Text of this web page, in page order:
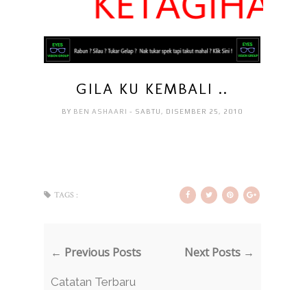
GILA KU KEMBALI ..
BY BEN ASHAARI- SABTU, DISEMBER 25, 2010
TAGS :
← Previous Posts
Catatan Terbaru
Next Posts →